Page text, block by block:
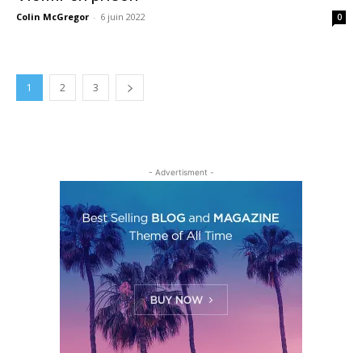
Colin McGregor - 6 juin 2022 0
1 2 3
- Advertisment -